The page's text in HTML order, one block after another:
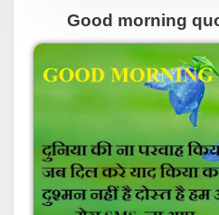
Good morning